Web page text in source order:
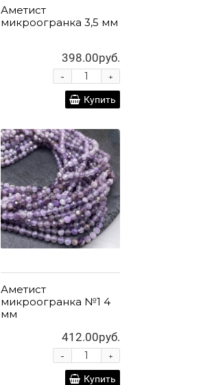
Аметист
микроогранка 3,5 мм
398.00руб.
+
-
Купить
Аметист
микроогранка №1 4
мм
412.00руб.
+
-
Купить